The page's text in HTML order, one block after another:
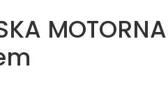
MOTORNA